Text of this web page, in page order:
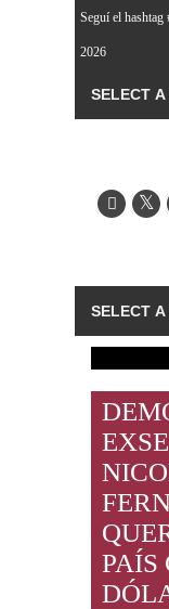
Seguí el
2026
PAÍS